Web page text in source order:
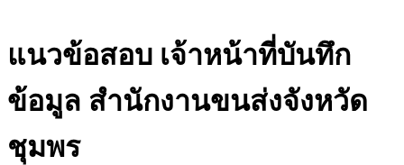
แนวข้อสอบ เจ้าหน้าที่บันทึก
ข้อมูล สำนักงานขนส่งจังหวัด
ชุมพร